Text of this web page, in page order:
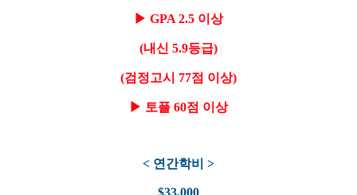
▶ GPA 2.5 이상
(내신 5.9등급)
(검정고시 77점 이상)
▶ 토플 60점 이상
< 연간학비 >
$33,000